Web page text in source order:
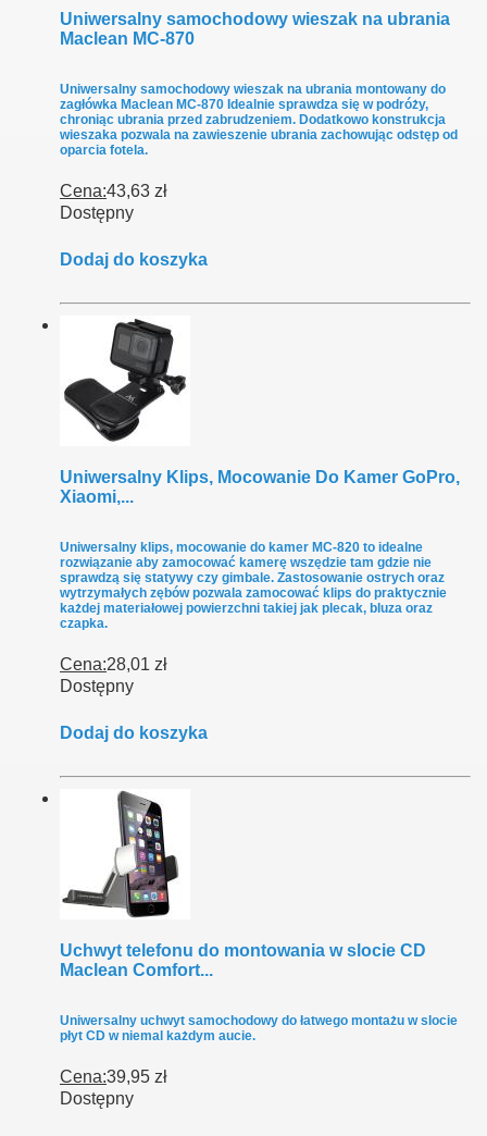
Uniwersalny samochodowy wieszak na ubrania
Maclean MC-870
Uniwersalny samochodowy wieszak na ubrania montowany do
zagłówka Maclean MC-870 Idealnie sprawdza się w podróży,
chroniąc ubrania przed zabrudzeniem. Dodatkowo konstrukcja
wieszaka pozwala na zawieszenie ubrania zachowując odstęp od
oparcia fotela.
Cena:43,63 zł
Dostępny
Dodaj do koszyka
Uniwersalny Klips, Mocowanie Do Kamer GoPro,
Xiaomi,...
Uniwersalny klips, mocowanie do kamer MC-820 to idealne
rozwiązanie aby zamocować kamerę wszędzie tam gdzie nie
sprawdzą się statywy czy gimbale. Zastosowanie ostrych oraz
wytrzymałych zębów pozwala zamocować klips do praktycznie
każdej materiałowej powierzchni takiej jak plecak, bluza oraz
czapka.
Cena:28,01 zł
Dostępny
Dodaj do koszyka
Uchwyt telefonu do montowania w slocie CD
Maclean Comfort...
Uniwersalny uchwyt samochodowy do łatwego montażu w slocie
płyt CD w niemal każdym aucie.
Cena:39,95 zł
Dostępny